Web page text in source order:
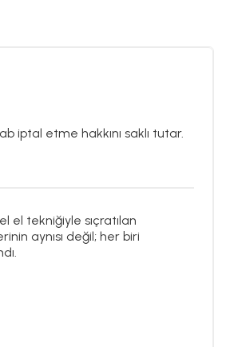
iptal etme hakkını saklı tutar.
el tekniğiyle sıçratılan
aynısı değil; her biri